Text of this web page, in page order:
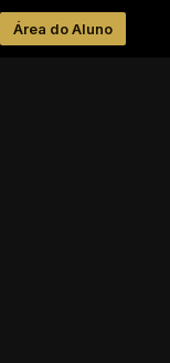
Área do Aluno